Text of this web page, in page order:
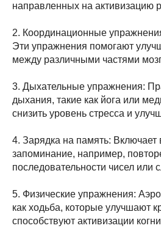
направленных на активизацию
2. Координационные
Эти упражнения помогают
между различными частями
3. Дыхательные упражнения:
дыхания, такие как йога или
снизить уровень стресса и
4. Зарядка на память:
запоминание, например,
последовательности чисел или
5. Физические упражнения:
как ходьба, которые улучшают
способствуют активизации